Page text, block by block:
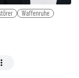
Waffenruhe